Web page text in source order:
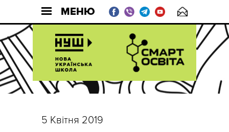
МЕНЮ
5 Квітня 2019